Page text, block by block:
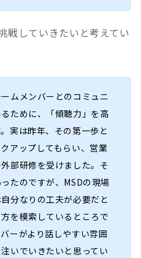
戦していきたいと考えてい
ムメンバーとのコミュニ
ために、「傾聴力」を高
実は昨年、その第一歩と
アップしてもらい、営業
部研修を受けました。そ
たのですが、MSDの現場
分なりの工夫が必要だと
を模索しているところで
ーがより話しやすい雰囲
いでいきたいと思ってい